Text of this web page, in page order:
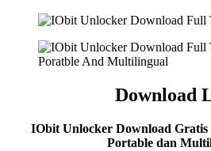
Download
IObit Unlocker Download
Portable dan